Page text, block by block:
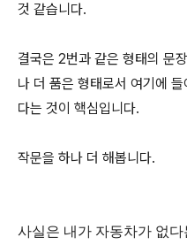
것 같습니다.
결국은 2번과 같은 형태의 문
나 더 품은 형태로서 여기에
다는 것이 핵심입니다.
작문을 하나 더 해봅니다.
사실은 내가 자동차가 없다